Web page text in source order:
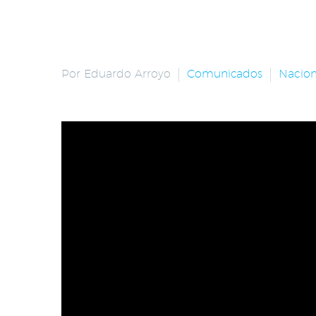
Por Eduardo Arroyo Comunicados